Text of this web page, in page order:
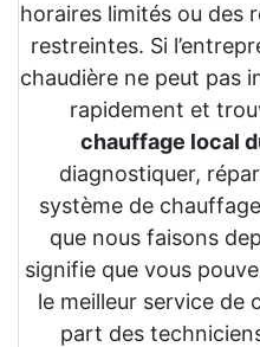
horaires limités ou des
restreintes. Si
chaudière ne peut pas
rapidement et
chauffage local
diagnostiquer,
système de
que nous faisons
signifie que vous
le meilleur service de
part des